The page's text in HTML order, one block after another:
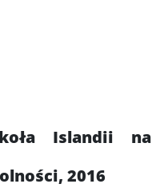
Islandii na
2016